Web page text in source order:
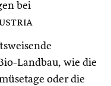
bei
Landbau, wie die
oder die